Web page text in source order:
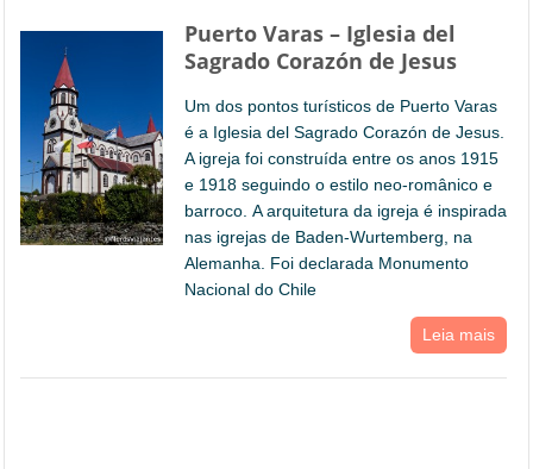
Puerto Varas – Iglesia del
Sagrado Corazón de Jesus
Um dos pontos turísticos de Puerto Varas
é a Iglesia del Sagrado Corazón de Jesus.
A igreja foi construída entre os anos 1915
e 1918 seguindo o estilo neo-românico e
barroco. A arquitetura da igreja é inspirada
nas igrejas de Baden-Wurtemberg, na
Alemanha. Foi declarada Monumento
Nacional do Chile
Leia mais